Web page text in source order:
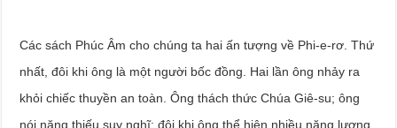
Các sách Phúc Âm cho chúng ta hai ấn tượng về Phi-e-rơ. Thứ
nhất, đôi khi ông là một người bốc đồng. Hai lần ông nhảy ra
khỏi chiếc thuyền an toàn. Ông thách thức Chúa Giê-su; ông
nói năng thiếu suy nghĩ; đôi khi ông thể hiện nhiều năng lượng